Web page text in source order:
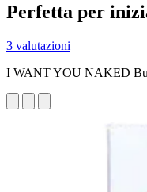
Perfetta per
3 valutazioni
I WANT YOU NAKED